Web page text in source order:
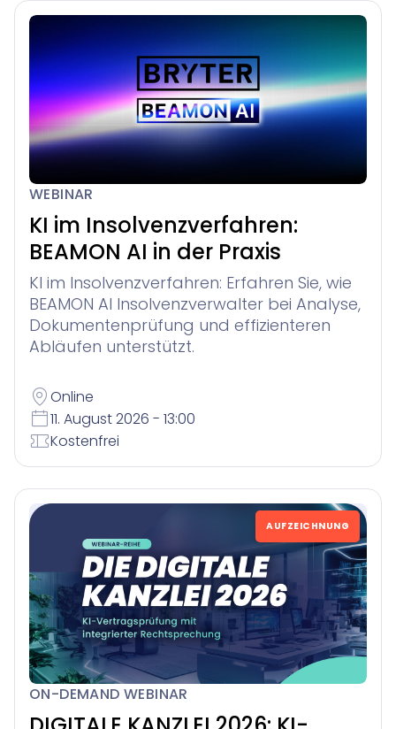
WEBINAR
KI im Insolvenzverfahren:
BEAMON AI in der Praxis
KI im Insolvenzverfahren: Erfahren Sie, wie
BEAMON AI Insolvenzverwalter bei Analyse,
Dokumentenprüfung und effizienteren
Abläufen unterstützt.
Online
11. August 2026 - 13:00
Kostenfrei
AUFZEICHNUNG
ON-DEMAND WEBINAR